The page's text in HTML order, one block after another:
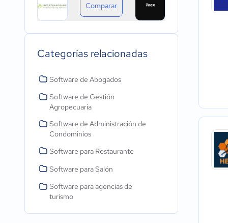
Comparar
Categorías relacionadas
Software de Abogados
Software de Gestión
Agropecuaria
Software de Administración de
Condominios
Software para Restaurante
Software para Salón
Software para agencias de
turismo